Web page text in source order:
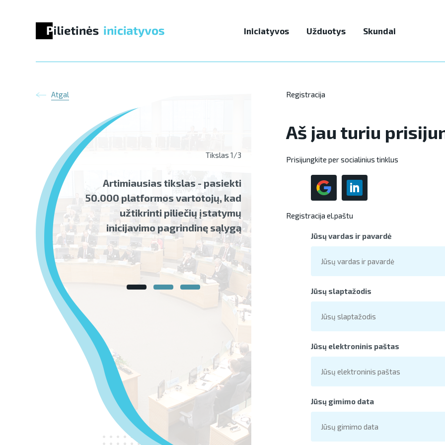
Iniciatyvos Užduotys Skundai
Atgal
Tikslas 3/3
priėmimo ir
modulio
platformoje
Tikslas 1/3
Artimiausias tikslas - pasiekti
50.000 platformos vartotojų, kad
užtikrinti piliečių įstatymų
inicijavimo pagrindinę sąlygą
Tikslas 2/3
Paruošimas bent 10 iniciatyvų
per vieną mėnesį
Registracija
Aš jau turiu
Prisijungkite per socialinius tinklus
Registracija el.paštu
Jūsų vardas ir pavardė
Jūsų slaptažodis
Jūsų elektroninis paštas
Jūsų gimimo data